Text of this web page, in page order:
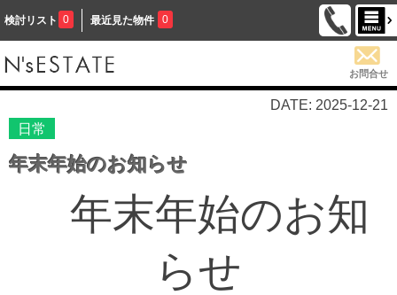
検討リスト 0 最近見た物件 0
お問合せ
DATE: 2025-12-21
日常
年末年始のお知らせ
年末年始のお知
らせ